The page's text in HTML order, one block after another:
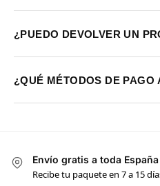
¿PUEDO DEVOLVER UN
¿QUÉ MÉTODOS DE PAGO
Envío gratis a toda España
Recibe tu paquete en 7 a 15